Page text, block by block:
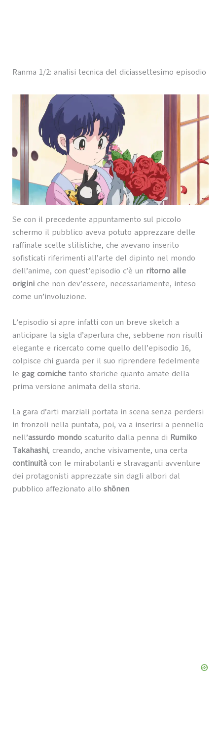
Ranma 1/2: analisi tecnica del diciassettesimo episodio
Se con il precedente appuntamento sul piccolo
schermo il pubblico aveva potuto apprezzare delle
raffinate scelte stilistiche, che avevano inserito
sofisticati riferimenti all’arte del dipinto nel mondo
dell’anime, con quest’episodio c’è un ritorno alle
originiche non dev’essere, necessariamente, inteso
come un’involuzione.
L’episodio si apre infatti con un breve sketch a
anticipare la sigla d’apertura che, sebbene non risulti
elegante e ricercato come quello dell’episodio 16,
colpisce chi guarda per il suo riprendere fedelmente
le gag comiche tanto storiche quanto amate della
prima versione animata della storia.
La gara d’arti marziali portata in scena senza perdersi
in fronzoli nella puntata, poi, va a inserirsi a pennello
nell’assurdo mondoscaturito dalla penna di Rumiko
Takahashi, creando, anche visivamente, una certa
continuitàcon le mirabolanti e stravaganti avventure
dei protagonisti apprezzate sin dagli albori dal
pubblico affezionato allo shōnen.